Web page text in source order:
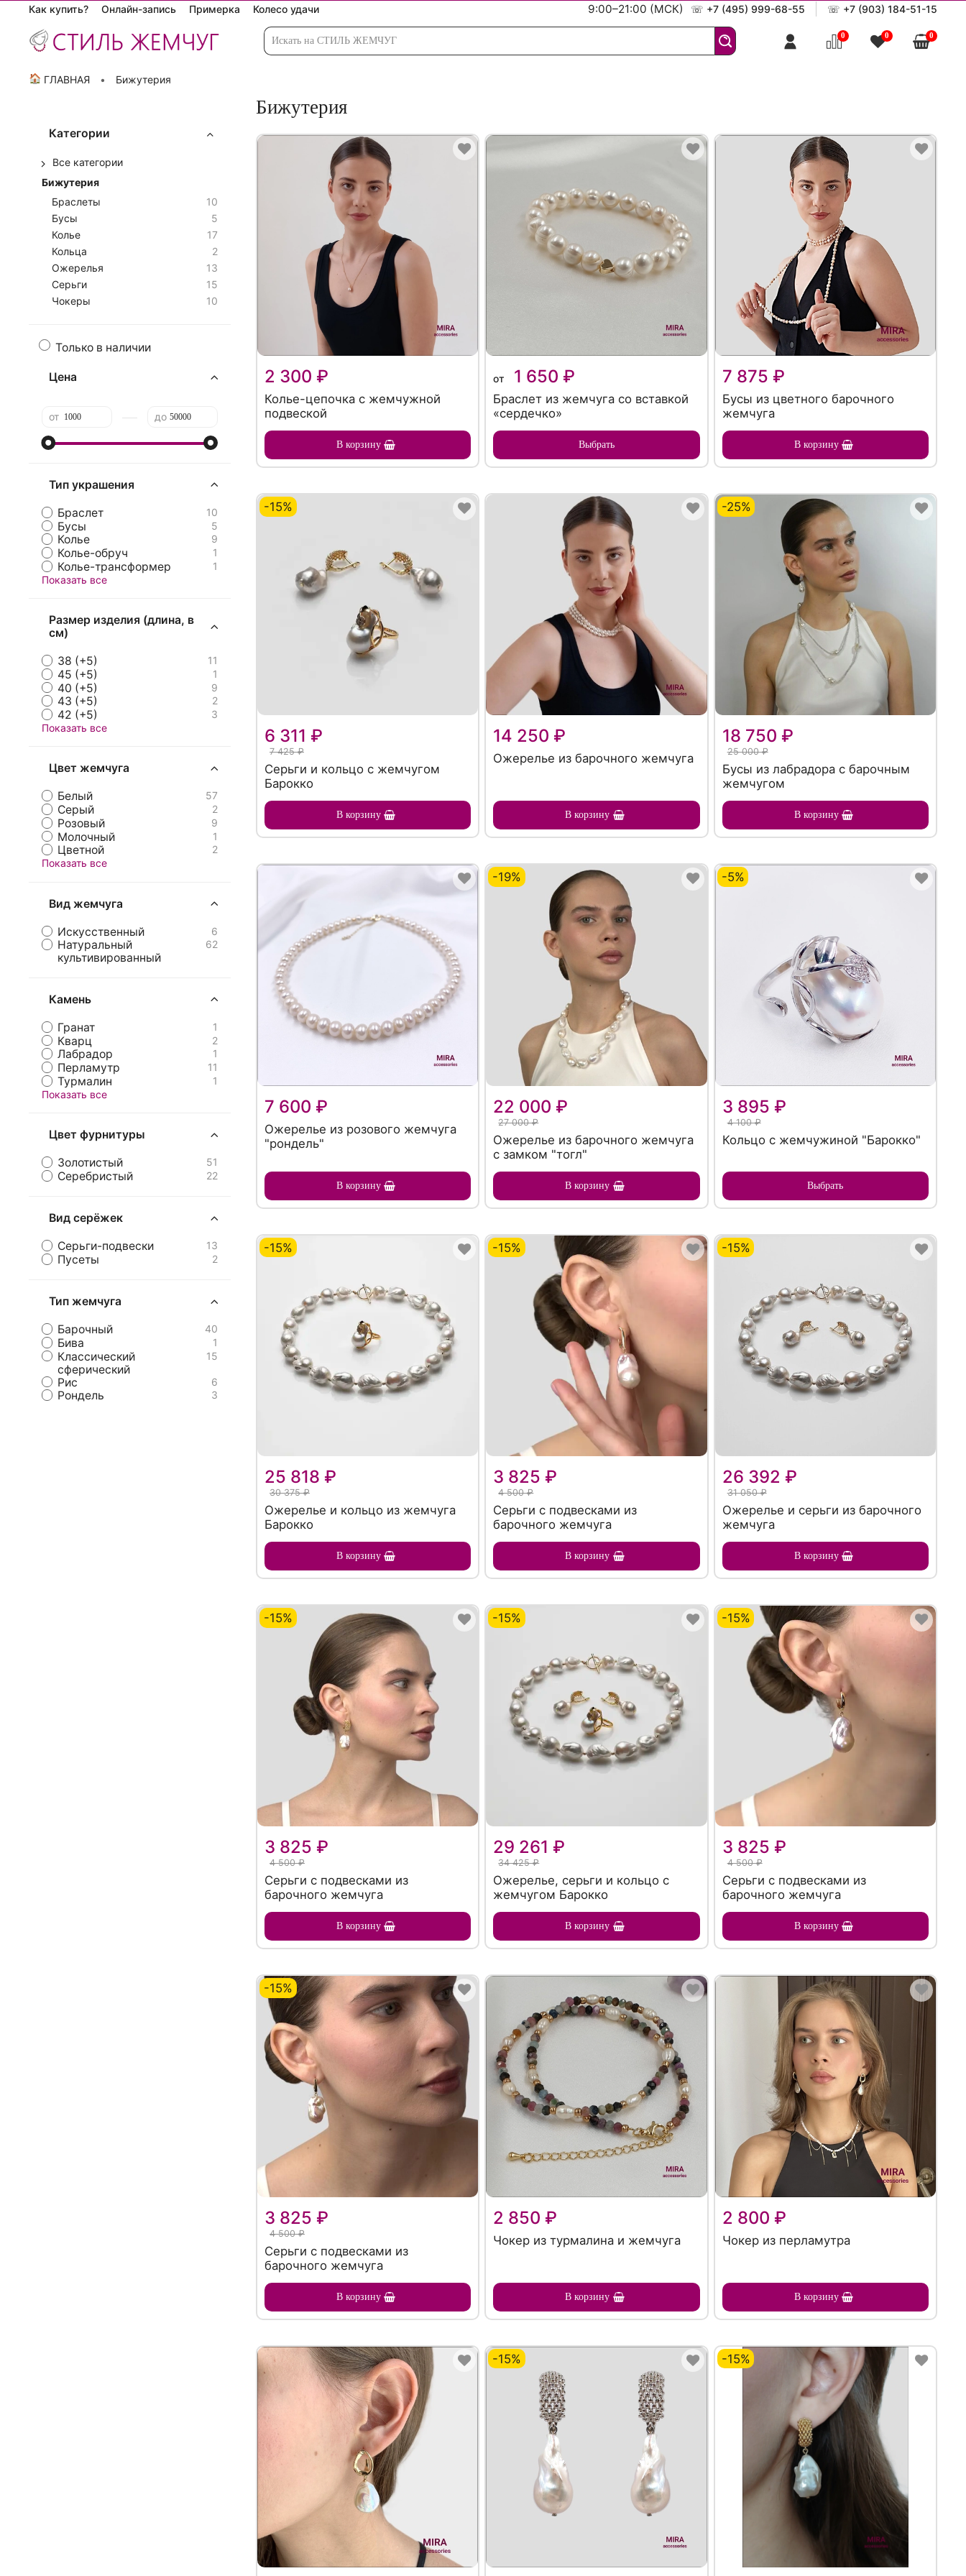
Как купить? Онлайн-запись Примерка Колесо удачи 9:00–21:00 (МСК) ☏ +7 (495) 999-68-55 ☏ +7 (903) 184-51-15
0 0 0
🏠 ГЛАВНАЯ Бижутерия
Бижутерия
2 300 ₽
Колье-цепочка с жемчужной
подвеской
В корзину
от 1 650 ₽
Браслет из жемчуга со вставкой
«сердечко»
Выбрать
7 875 ₽
Бусы из цветного барочного
жемчуга
В корзину
-15%
6 311 ₽
7 425 ₽
Серьги и кольцо с жемчугом
Барокко
В корзину
14 250 ₽
Ожерелье из барочного жемчуга
В корзину
-25%
18 750 ₽
25 000 ₽
Бусы из лабрадора с барочным
жемчугом
В корзину
7 600 ₽
Ожерелье из розового жемчуга
"рондель"
В корзину
-19%
22 000 ₽
27 000 ₽
Ожерелье из барочного жемчуга
с замком "тогл"
В корзину
-5%
3 895 ₽
4 100 ₽
Кольцо с жемчужиной "Барокко"
Выбрать
-15%
25 818 ₽
30 375 ₽
Ожерелье и кольцо из жемчуга
Барокко
В корзину
-15%
3 825 ₽
4 500 ₽
Серьги с подвесками из
барочного жемчуга
В корзину
-15%
26 392 ₽
31 050 ₽
Ожерелье и серьги из барочного
жемчуга
В корзину
-15%
3 825 ₽
4 500 ₽
Серьги с подвесками из
барочного жемчуга
В корзину
-15%
29 261 ₽
34 425 ₽
Ожерелье, серьги и кольцо с
жемчугом Барокко
В корзину
-15%
3 825 ₽
4 500 ₽
Серьги с подвесками из
барочного жемчуга
В корзину
-15%
3 825 ₽
4 500 ₽
Серьги с подвесками из
барочного жемчуга
В корзину
2 850 ₽
Чокер из турмалина и жемчуга
В корзину
2 800 ₽
Чокер из перламутра
В корзину
-15% -15%
Категории
Все категории
Бижутерия
Браслеты
10
Бусы
5
Колье
17
Кольца
2
Ожерелья
13
Серьги
15
Чокеры
10
Только в наличии
Цена
от до
Тип украшения
Браслет 10
Бусы 5
Колье 9
Колье-обруч 1
Колье-трансформер
1
Показать все
Размер изделия (длина, в
см)
38 (+5) 11
45 (+5) 1
40 (+5) 9
43 (+5) 2
42 (+5)
3
Показать все
Цвет жемчуга
Белый 57
Серый 2
Розовый 9
Молочный 1
Цветной
2
Показать все
Вид жемчуга
Искусственный 6
Натуральный
культивированный
62
Камень
Гранат 1
Кварц 2
Лабрадор 1
Перламутр 11
Турмалин
1
Показать все
Цвет фурнитуры
Золотистый 51
Серебристый 22
Вид серёжек
Серьги-подвески 13
Пусеты 2
Тип жемчуга
Барочный 40
Бива 1
Классический
сферический
15
Рис 6
Рондель 3